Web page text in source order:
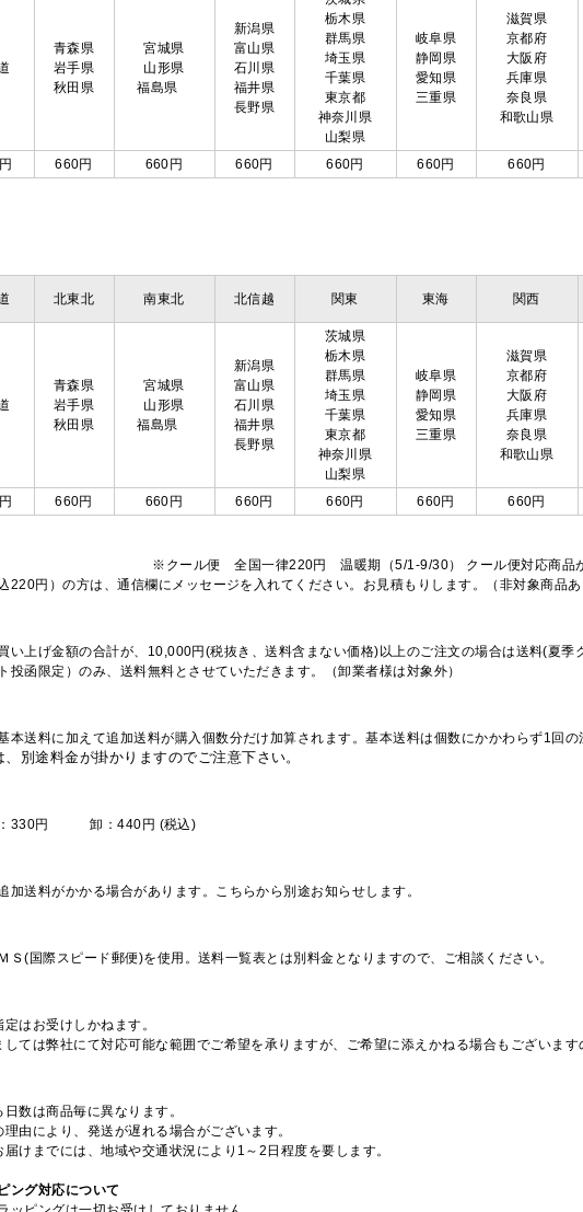
青森県
岩手県
秋田県
宮城県
山形県
福島県
新潟県
富山県
石川県
福井県
長野県
栃木県
群馬県
埼玉県
千葉県
東京都
神奈川県
山梨県
岐阜県
静岡県
愛知県
三重県
滋賀県
京都府
大阪府
兵庫県
奈良県
和歌山県
660円 660円 660円 660円 660円 660円
料
北東北 南東北 北信越 関東 東海 関西
青森県
岩手県
秋田県
宮城県
山形県
福島県
新潟県
富山県
石川県
福井県
長野県
茨城県
栃木県
群馬県
埼玉県
千葉県
東京都
神奈川県
山梨県
岐阜県
静岡県
愛知県
三重県
滋賀県
京都府
大阪府
兵庫県
奈良県
和歌山県
660円 660円 660円 660円 660円 660円
※クール便 全国一律220円 温暖期（5/1-9/30） クール便対応商品
220円）の方は、通信欄にメッセージを入れてください。お見積もりします。（非対象商品あ
い上げ金額の合計が、10,000円(税抜き、送料含まない価格)以上のご注文の場合は送料(夏季
投函限定）のみ、送料無料とさせていただきます。（卸業者様は対象外）
本送料に加えて追加送料が購入個数分だけ加算されます。基本送料は個数にかかわらず1回の
別途料金が掛かりますのでご注意下さい。
330円 卸：440円 (税込)
加送料がかかる場合があります。こちらから別途お知らせします。
Ｓ(国際スピード郵便)を使用。送料一覧表とは別料金となりますので、ご相談ください。
はお受けしかねます。
ては弊社にて対応可能な範囲でご希望を承りますが、ご希望に添えかねる場合もございます
数は商品毎に異なります。
由により、発送が遅れる場合がございます。
けまでには、地域や交通状況により1～2日程度を要します。
ング対応について